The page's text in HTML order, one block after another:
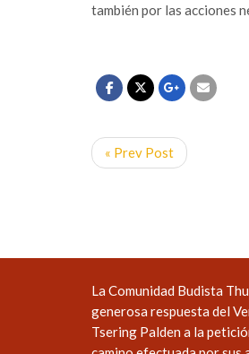
también por las acciones
« Prev Post
La Comunidad Budista
generosa respuesta del
Tsering Palden a la